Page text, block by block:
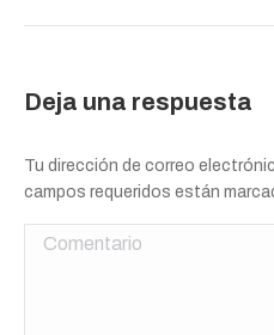
Deja una respuesta
Tu dirección de correo
campos requeridos están
Comentario